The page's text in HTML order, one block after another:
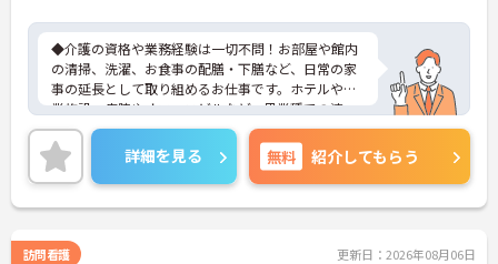
◆介護の資格や業務経験は一切不問！お部屋や館内
の清掃、洗濯、お食事の配膳・下膳など、日常の家
事の延長として取り組めるお仕事です。ホテルや商
業施設、病院やオフィスビルなど、異業種での清
掃・クリーニング経験がある方もスキルを存分に活
かしてご活躍いただけます。
◆安定の正社員雇用で、賞与年2回や最大5万円の通
勤手当、食事補助など待遇面がしっかり整っていま
す。入社後の丁寧なOJT研修に加え、資格取得支援
ップアップを目指せる環境です。
詳細を見る 無料 紹介してもらう
訪問看護 更新日：2026年08月06日